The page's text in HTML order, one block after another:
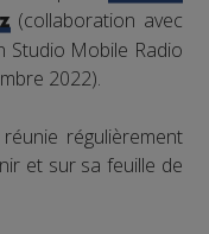
(collaboration avec
Studio Mobile Radio
2022).
régulièrement
et sur sa feuille de